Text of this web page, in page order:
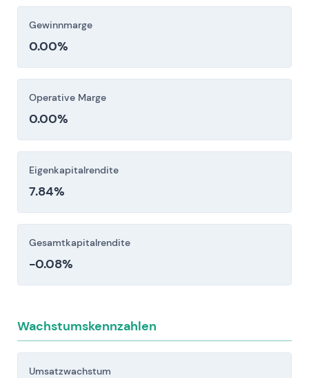
Anleger sollten diese Risikofaktoren vor einer
Investitionsentscheidung sorgfältig berücksichtigen.
Gewinnmarge
0.00%
Operative Marge
0.00%
Eigenkapitalrendite
7.84%
Gesamtkapitalrendite
-0.08%
Wachstumskennzahlen
Umsatzwachstum